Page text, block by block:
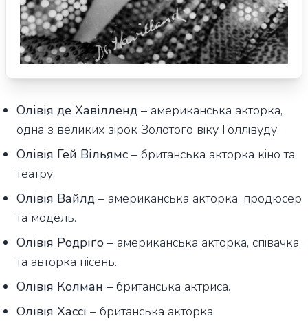
Олівія де Хавілленд – американська акторка,
одна з великих зірок Золотого віку Голлівуду.
Олівія Гей Вільямс – британська акторка кіно та
театру.
Олівія Вайлд – американська акторка, продюсер
та модель.
Олівія Родріґо – американська акторка, співачка
та авторка пісень.
Олівія Колман – британська актриса.
Олівія Хассі – британська акторка.